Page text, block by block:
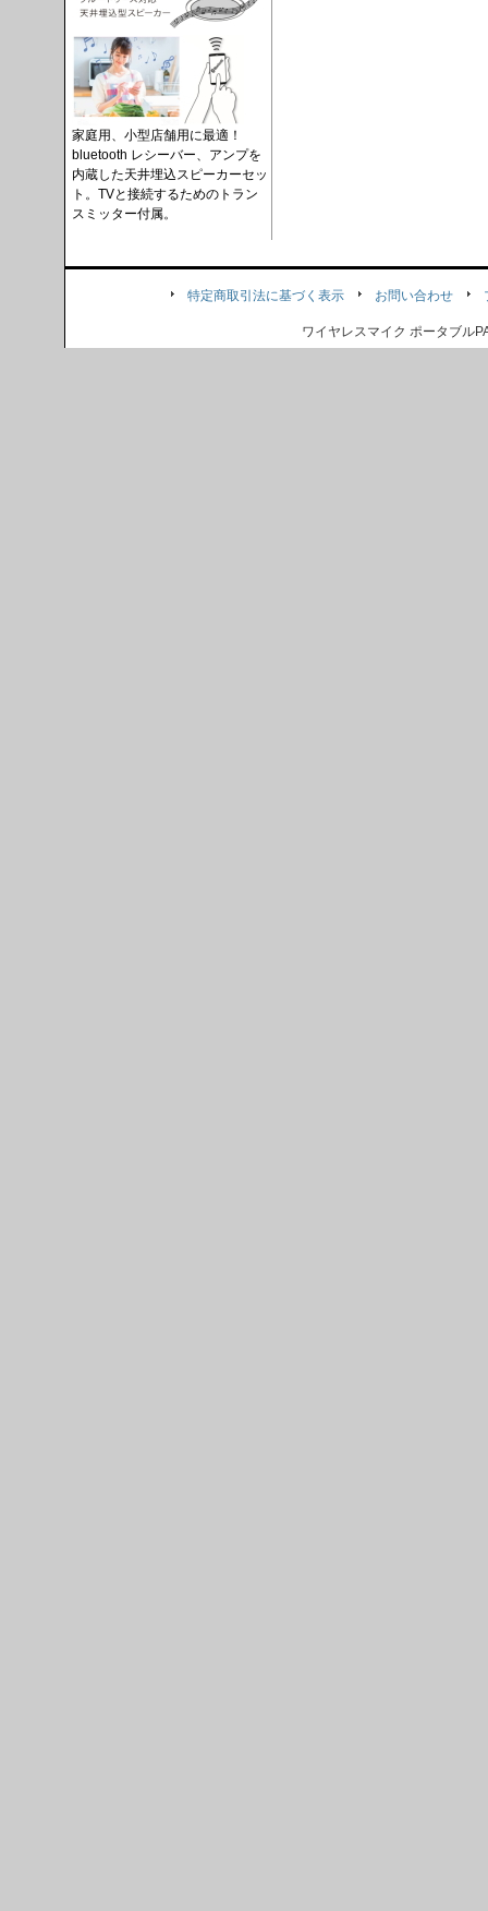
家庭用、小型店舗用に最適！
bluetooth レシーバー、アンプを
内蔵した天井埋込スピーカーセッ
ト。TVと接続するためのトラン
スミッター付属。
特定商取引法に基づく表示 お問い合わせ
ワイヤレスマイク ポータブル